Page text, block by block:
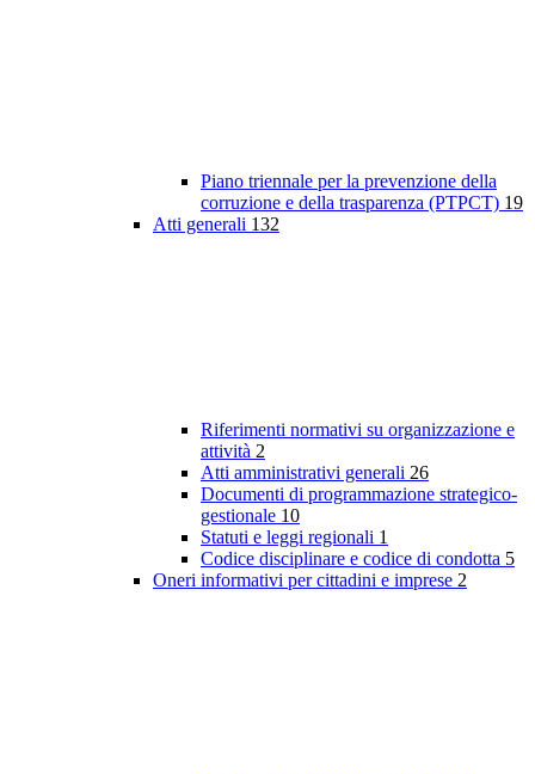
Piano triennale per la prevenzione della
corruzione e della trasparenza (PTPCT) 19
Atti generali 132
Riferimenti normativi su organizzazione e
attività 2
Atti amministrativi generali 26
Documenti di programmazione strategico-
gestionale 10
Statuti e leggi regionali 1
Codice disciplinare e codice di condotta 5
Oneri informativi per cittadini e imprese 2